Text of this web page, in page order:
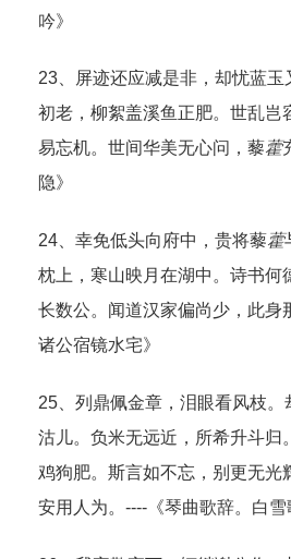
吟》
23、屏迹还应减是非，却忧蓝玉
初老，柳絮盖溪鱼正肥。世乱岂
易忘机。世间华美无心问，藜藿
隐》
24、幸免低头向府中，贵将藜藿
枕上，寒山映月在湖中。诗书何
长数公。闻道汉家偏尚少，此身
诸公宿镜水宅》
25、列鼎佩金章，泪眼看风枝。
沽儿。负米无远近，所希升斗归
鸡狗肥。斯言如不忘，别更无光
安用人为。----《琴曲歌辞。白雪